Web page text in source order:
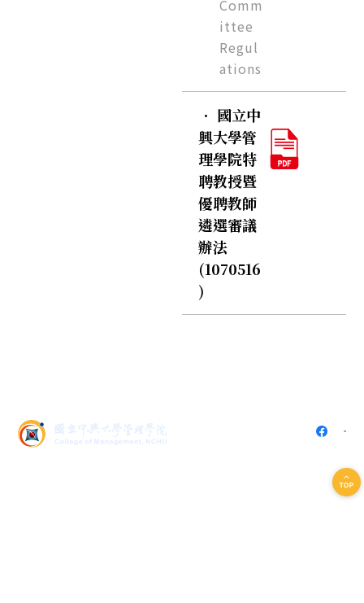
Comm
ittee
Regul
ations
． 國立中
興大學管
理學院特
聘教授暨
優聘教師
遴選審議
辦法
(1070516
)